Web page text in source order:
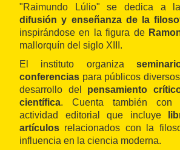
"Raimundo Lúlio" se dedica a
difusión y enseñanza de la
inspirándose en la figura de
mallorquín del siglo XIII.
El instituto organiza
conferencias para públicos
desarrollo del pensamiento
científica. Cuenta también con
actividad editorial que incluye
artículos relacionados con la
influencia en la ciencia moderna.